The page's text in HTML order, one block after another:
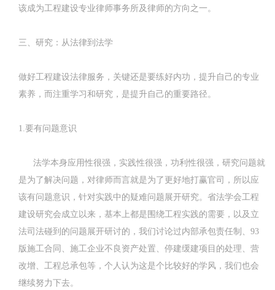
该成为工程建设专业律师事务所及律师的方向之一。
三、研究：从法律到法学
做好工程建设法律服务，关键还是要练好内功，提升自己的专业
素养，而注重学习和研究，是提升自己的重要路径。
1.要有问题意识
法学本身应用性很强，实践性很强，功利性很强，研究问题就
是为了解决问题，对律师而言就是为了更好地打赢官司，所以应
该有问题意识，针对实践中的疑难问题展开研究。省法学会工程
建设研究会成立以来，基本上都是围绕工程实践的需要，以及立
法司法碰到的问题展开研讨的，我们讨论过内部承包责任制、93
版施工合同、施工企业不良资产处置、停建缓建项目的处理、营
改增、工程总承包等，个人认为这是个比较好的学风，我们也会
继续努力下去。